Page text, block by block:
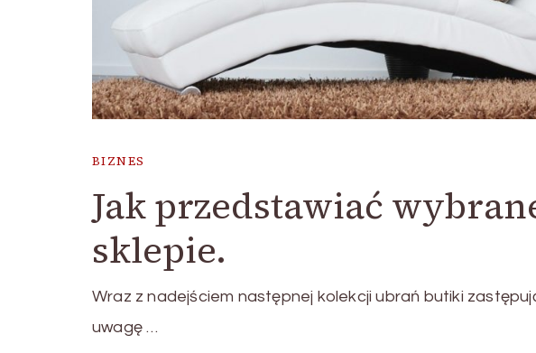
BIZNES
Jak przedstawiać
sklepie.
Wraz z nadejściem następnej kolekcji ubrań butiki
uwagę …